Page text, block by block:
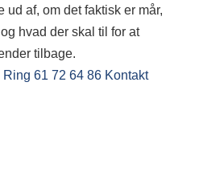
ud af, om det faktisk er mår,
hvad der skal til for at
tilbage.
Ring 61 72 64 86 Kontakt